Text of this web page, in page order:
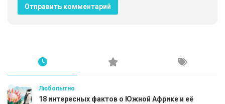
Любопытно
18 интересных фактов о Южной Африке и её